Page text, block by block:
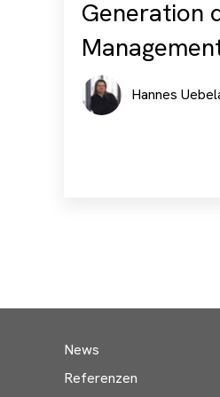
Generation
Hannes
News
Referenzen